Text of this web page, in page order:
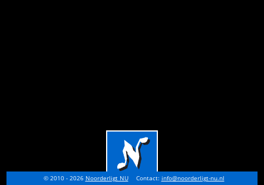
© 2010 - 2026 Noorderligt NU Contact: info@noorderligt-nu.nl